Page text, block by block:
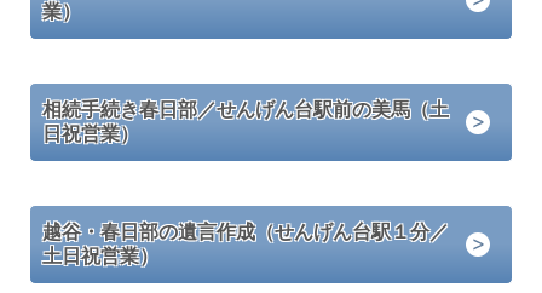
業）
相続手続き春日部／せんげん台駅前の美馬（土
日祝営業）
越谷・春日部の遺言作成（せんげん台駅１分／
土日祝営業）